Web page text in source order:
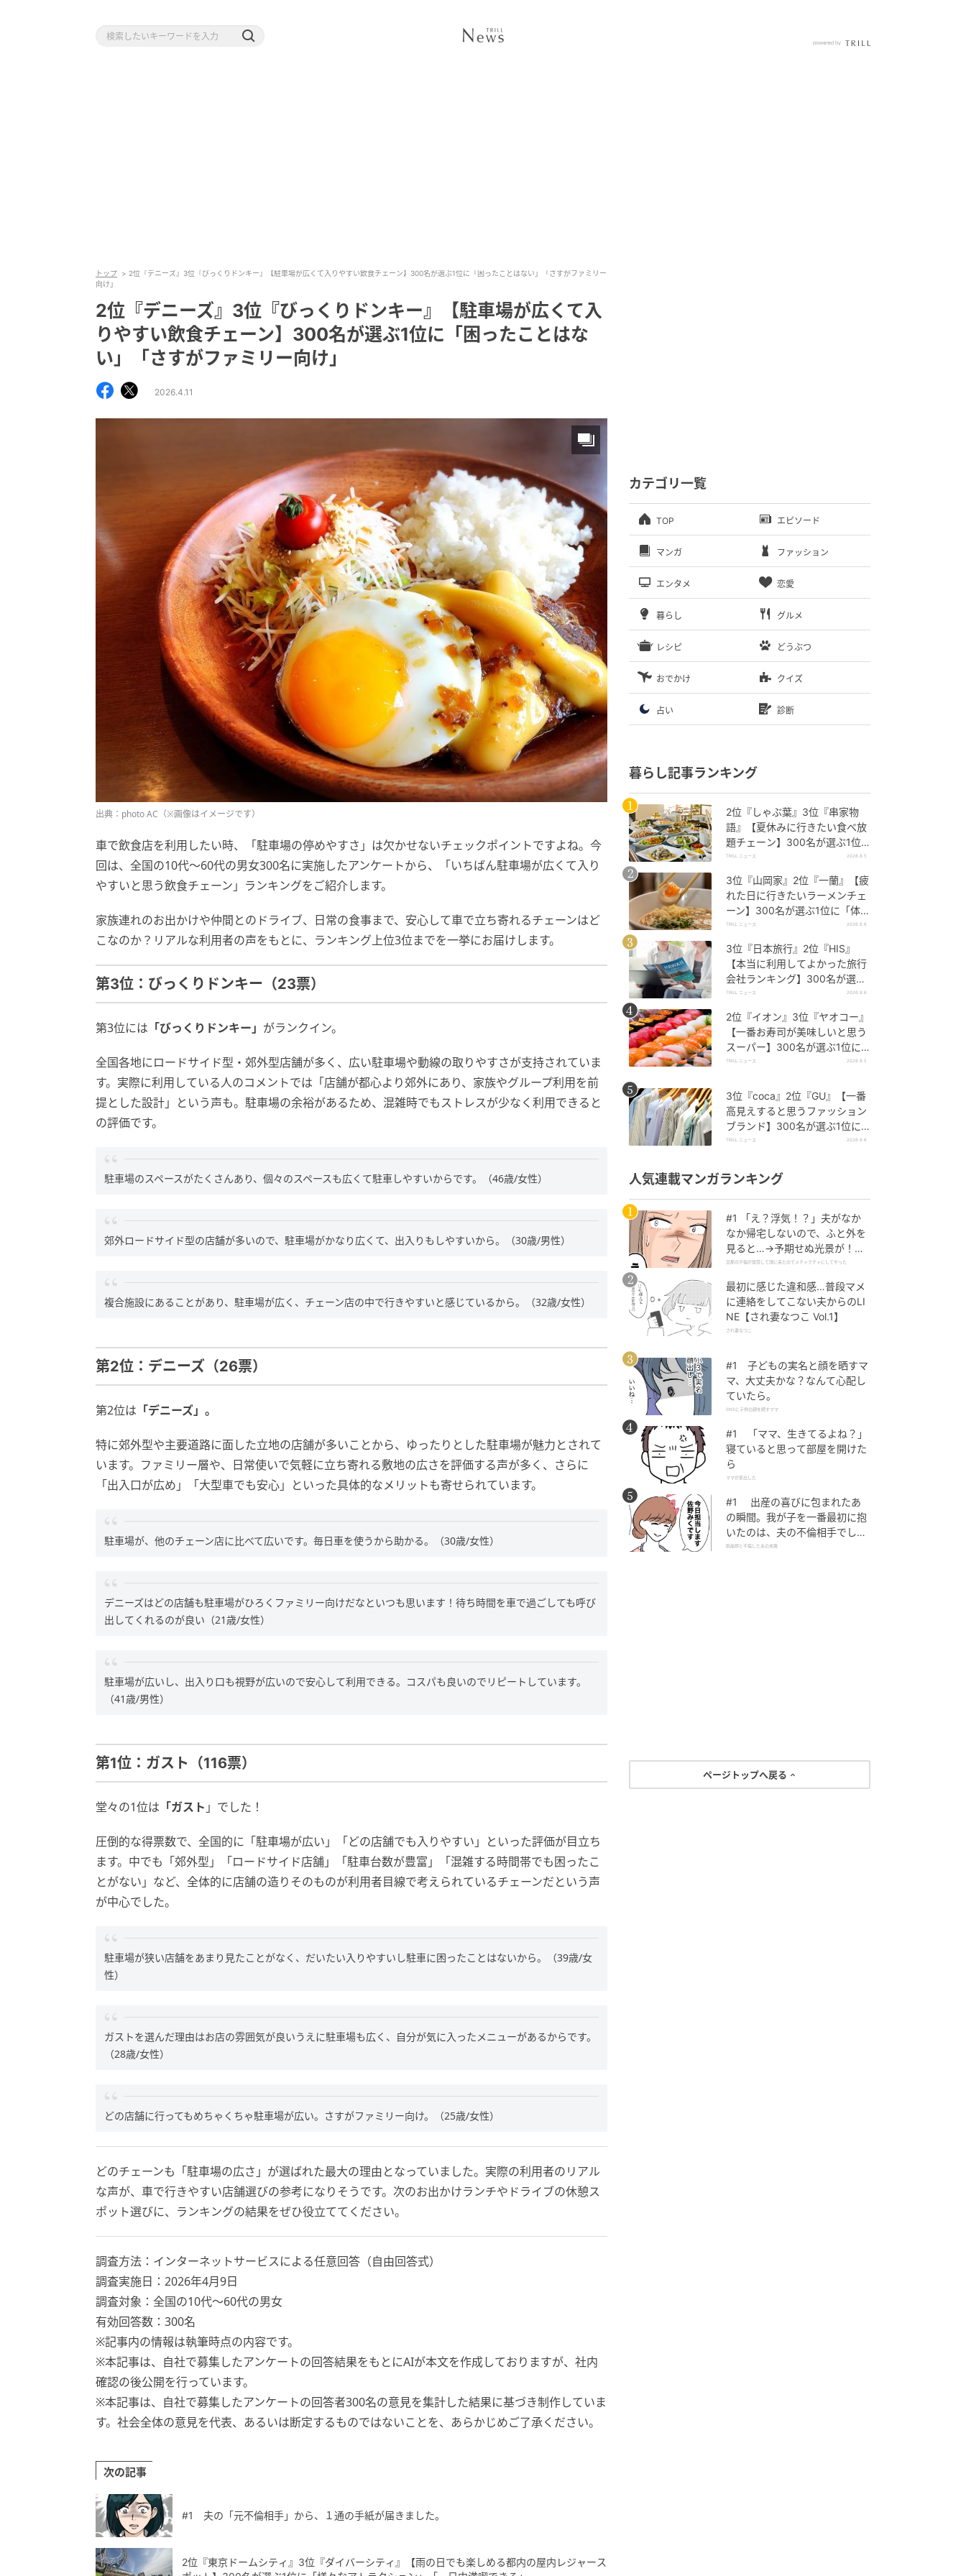
トップ
2位『デニーズ』3位『びっくりドンキー』【駐車場が広くて入りやすい飲食チェーン】300名が選ぶ1位に「困ったことはない」「さすがファミリー
向け」
2位『デニーズ』3位『びっくりドンキー』【駐車場が広くて入
りやすい飲食チェーン】300名が選ぶ1位に「困ったことはな
い」「さすがファミリー向け」
2026.4.11
出典：photo AC（※画像はイメージです）
車で飲食店を利用したい時、「駐車場の停めやすさ」は欠かせないチェックポイントですよね。今
回は、全国の10代～60代の男女300名に実施したアンケートから、「いちばん駐車場が広くて入り
やすいと思う飲食チェーン」ランキングをご紹介します。
家族連れのお出かけや仲間とのドライブ、日常の食事まで、安心して車で立ち寄れるチェーンはど
こなのか？リアルな利用者の声をもとに、ランキング上位3位までを一挙にお届けします。
第3位：びっくりドンキー（23票）
第3位には 「びっくりドンキー」 がランクイン。
全国各地にロードサイド型・郊外型店舗が多く、広い駐車場や動線の取りやすさが支持されていま
す。実際に利用している人のコメントでは「店舗が都心より郊外にあり、家族やグループ利用を前
提とした設計」という声も。駐車場の余裕があるため、混雑時でもストレスが少なく利用できると
の評価です。
駐車場のスペースがたくさんあり、個々のスペースも広くて駐車しやすいからです。（46歳/女性）
郊外ロードサイド型の店舗が多いので、駐車場がかなり広くて、出入りもしやすいから。（30歳/男性）
複合施設にあることがあり、駐車場が広く、チェーン店の中で行きやすいと感じているから。（32歳/女性）
第2位：デニーズ（26票）
第2位は 「デニーズ」。
特に郊外型や主要道路に面した立地の店舗が多いことから、ゆったりとした駐車場が魅力とされて
います。ファミリー層や、日常使いで気軽に立ち寄れる敷地の広さを評価する声が多く、さらに
「出入口が広め」「大型車でも安心」といった具体的なメリットも寄せられています。
駐車場が、他のチェーン店に比べて広いです。毎日車を使うから助かる。（30歳/女性）
デニーズはどの店舗も駐車場がひろくファミリー向けだなといつも思います！待ち時間を車で過ごしても呼び
出してくれるのが良い（21歳/女性）
駐車場が広いし、出入り口も視野が広いので安心して利用できる。コスパも良いのでリピートしています。
（41歳/男性）
第1位：ガスト（116票）
堂々の1位は 「ガスト 」でした！
圧倒的な得票数で、全国的に「駐車場が広い」「どの店舗でも入りやすい」といった評価が目立ち
ます。中でも「郊外型」「ロードサイド店舗」「駐車台数が豊富」「混雑する時間帯でも困ったこ
とがない」など、全体的に店舗の造りそのものが利用者目線で考えられているチェーンだという声
が中心でした。
駐車場が狭い店舗をあまり見たことがなく、だいたい入りやすいし駐車に困ったことはないから。（39歳/女
性）
ガストを選んだ理由はお店の雰囲気が良いうえに駐車場も広く、自分が気に入ったメニューがあるからです。
（28歳/女性）
どの店舗に行ってもめちゃくちゃ駐車場が広い。さすがファミリー向け。（25歳/女性）
どのチェーンも「駐車場の広さ」が選ばれた最大の理由となっていました。実際の利用者のリアル
な声が、車で行きやすい店舗選びの参考になりそうです。次のお出かけランチやドライブの休憩ス
ポット選びに、ランキングの結果をぜひ役立ててください。
調査方法：インターネットサービスによる任意回答（自由回答式）
調査実施日：2026年4月9日
調査対象：全国の10代〜60代の男女
有効回答数：300名
※記事内の情報は執筆時点の内容です。
※本記事は、自社で募集したアンケートの回答結果をもとにAIが本文を作成しておりますが、社内
確認の後公開を行っています。
※本記事は、自社で募集したアンケートの回答者300名の意見を集計した結果に基づき制作していま
す。社会全体の意見を代表、あるいは断定するものではないことを、あらかじめご了承ください。
次の記事
#1 夫の「元不倫相手」から、１通の手紙が届きました。
2位『東京ドームシティ』3位『ダイバーシティ』【雨の日でも楽しめる都内の屋内レジャース
カテゴリ一覧
TOP エピソード
マンガ ファッション
エンタメ 恋愛
暮らし グルメ
レシピ どうぶつ
おでかけ クイズ
占い 診断
暮らし記事ランキング
2位『しゃぶ葉』3位『串家物
語』【夏休みに行きたい食べ放
題チェーン】300名が選ぶ1位
に「満足度が高い」「大人まで
TRILL ニュース 2026.8.5
3位『山岡家』2位『一蘭』【疲
れた日に行きたいラーメンチェ
ーン】300名が選ぶ1位に「体
に染みわたる」「満足感と元気
TRILL ニュース 2026.8.6
3位『日本旅行』2位『HIS』
【本当に利用してよかった旅行
会社ランキング】300名が選ぶ
1位に「選択肢が多い」「相談
TRILL ニュース 2026.8.6
2位『イオン』3位『ヤオコー』
【一番お寿司が美味しいと思う
スーパー】300名が選ぶ1位に
「本格的な美味しさ」「食べ応
TRILL ニュース 2026.8.5
3位『coca』2位『GU』【一番
高見えすると思うファッション
ブランド】300名が選ぶ1位に
「生地がしっかり」「誰が着て
TRILL ニュース 2026.8.6
人気連載マンガランキング
#1 「え？浮気！？」夫がなか
なか帰宅しないので、ふと外を
見ると…→予期せぬ光景が！｜
旦那の不倫が発覚して頭に来た
旦那の不倫が発覚して頭に来たのでメチャクチャにしてやった
最初に感じた違和感…普段マメ
に連絡をしてこない夫からのLI
NE【され妻なつこ Vol.1】
され妻なつこ
#1 子どもの実名と顔を晒すマ
マ、大丈夫かな？なんて心配し
ていたら。
SNSに子供の顔を晒すママ
#1 「ママ、生きてるよね？」
寝ていると思って部屋を開けた
ら
ママが家出した
#1 出産の喜びに包まれたあ
の瞬間。我が子を一番最初に抱
いたのは、夫の不倫相手でし
た。
助産師と不倫した夫の末路
ページトップへ戻る